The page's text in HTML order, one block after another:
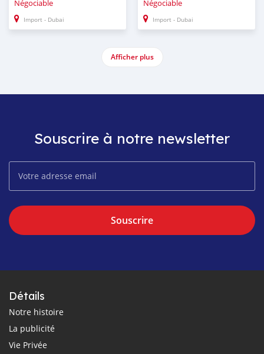
Négociable
Import - Dubai
Négociable
Import - Dubai
Afficher plus
Souscrire à notre newsletter
Souscrire
Détails
Notre histoire
La publicité
Vie Privée